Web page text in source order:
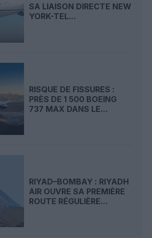
SA LIAISON DIRECTE NEW
YORK-TEL...
RISQUE DE FISSURES :
PRÈS DE 1 500 BOEING
737 MAX DANS LE...
RIYAD–BOMBAY : RIYADH
AIR OUVRE SA PREMIÈRE
ROUTE RÉGULIÈRE...